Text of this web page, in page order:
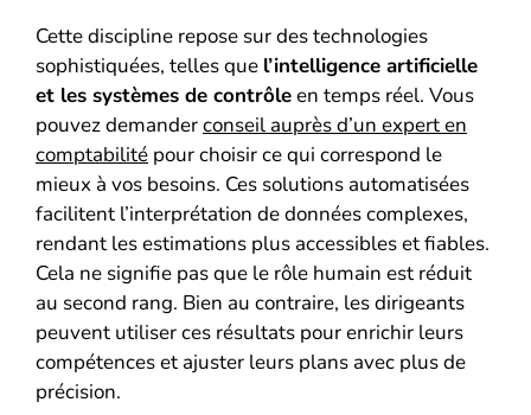
Cette discipline repose sur des technologies
sophistiquées, telles que l’intelligence artificielle
et les systèmes de contrôleen temps réel. Vous
pouvez demanderconseil auprès d’un expert en
comptabilité pour choisir ce qui correspond le
mieux à vos besoins. Ces solutions automatisées
facilitent l’interprétation de données complexes,
rendant les estimations plus accessibles et fiables.
Cela ne signifie pas que le rôle humain est réduit
au second rang. Bien au contraire, les dirigeants
peuvent utiliser ces résultats pour enrichir leurs
compétences et ajuster leurs plans avec plus de
précision.